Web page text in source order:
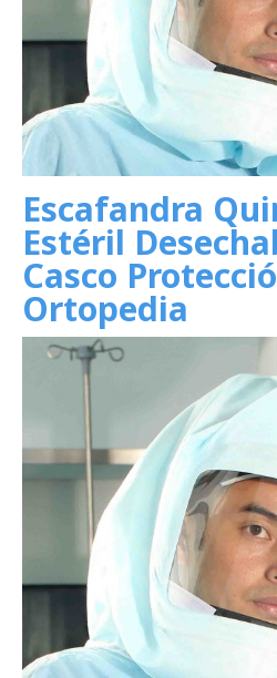
Escafandra
Estéril
Casco
Ortopedia